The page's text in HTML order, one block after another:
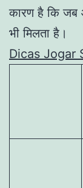
कारण है कि
भी मिलता है।
Dicas Jogar